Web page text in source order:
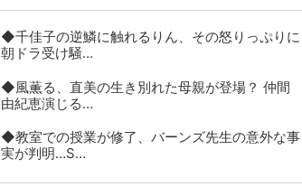
◆千佳子の逆鱗に触れるりん、その怒りっぷりに
朝ドラ受け騒…
◆風薫る、直美の生き別れた母親が登場？ 仲間
由紀恵演じる…
◆教室での授業が修了、バーンズ先生の意外な事
実が判明…S…